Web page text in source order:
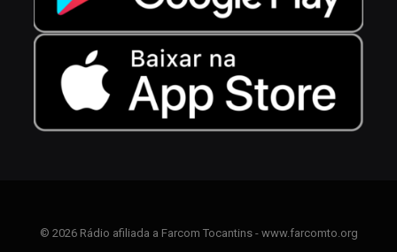
© 2026 Rádio afiliada a Farcom Tocantins - www.farcomto.org